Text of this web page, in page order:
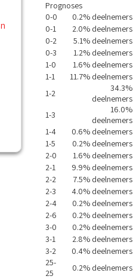
Prognoses
0-0
0.2% deelnemers
0-1
2.0% deelnemers
0-2
5.1% deelnemers
0-3
1.2% deelnemers
1-0
1.6% deelnemers
1-1
11.7% deelnemers
1-2
34.3%
deelnemers
1-3
16.0%
deelnemers
1-4
0.6% deelnemers
1-5
0.2% deelnemers
2-0
1.6% deelnemers
2-1
9.9% deelnemers
2-2
7.5% deelnemers
2-3
4.0% deelnemers
2-4
0.2% deelnemers
2-6
0.2% deelnemers
3-0
0.2% deelnemers
3-1
2.8% deelnemers
3-2
0.4% deelnemers
25-
25
0.2% deelnemers